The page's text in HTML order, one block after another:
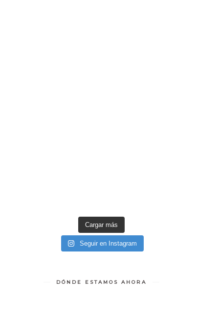
Cargar más
Seguir en Instagram
DÓNDE ESTAMOS AHORA